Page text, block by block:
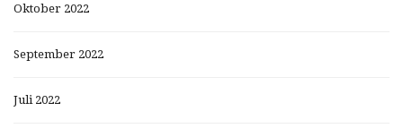
Oktober 2022
September 2022
Juli 2022